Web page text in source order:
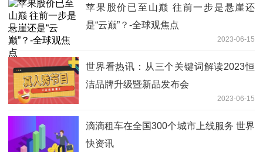
苹果股价已至山巅 往前一步是悬崖还
是“云巅”？-全球观焦点
2023-06-15
世界看热讯：从三个关键词解读2023恒
洁品牌升级暨新品发布会
2023-06-15
滴滴租车在全国300个城市上线服务 世界
快资讯